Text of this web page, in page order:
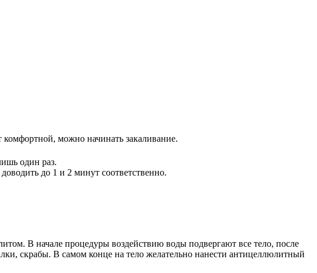
комфортной, можно начинать закаливание.
один раз.
до 1 и 2 минут соответственно.
В начале процедуры воздействию воды подвергают все тело, после
скрабы. В самом конце на тело желательно нанести антицеллюлитный